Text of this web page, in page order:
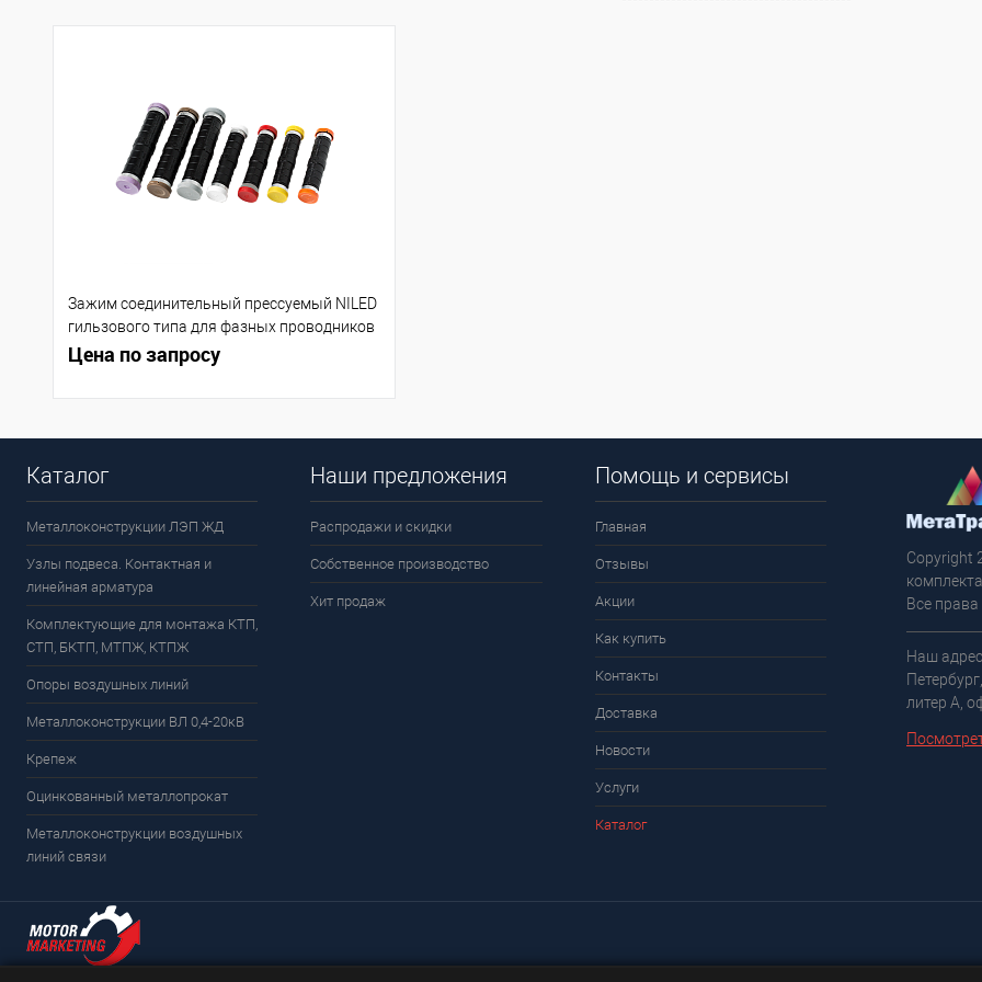
Зажим соединительный прессуемый NILED
гильзового типа для фазных проводников
MJPT 150.95
Цена по запросу
Каталог
Металлоконструкции ЛЭП ЖД
Узлы подвеса. Контактная и
линейная арматура
Комплектующие для монтажа КТП,
СТП, БКТП, МТПЖ, КТПЖ
Опоры воздушных линий
Металлоконструкции ВЛ 0,4-20кВ
Крепеж
Оцинкованный металлопрокат
Металлоконструкции воздушных
линий связи
Наши предложения
Распродажи и скидки
Собственное производство
Хит продаж
Помощь и сервисы
Главная
Отзывы
Акции
Как купить
Контакты
Доставка
Новости
Услуги
Каталог
Copyright
Все
Наш
литер А,